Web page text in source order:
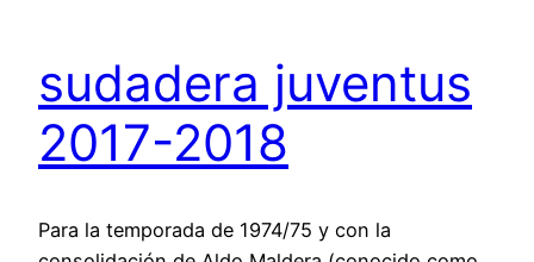
sudadera juventus
2017-2018
Para la temporada de 1974/75 y con la